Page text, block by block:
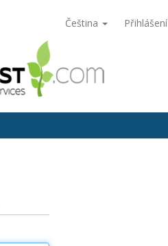
Čeština Přihlášení